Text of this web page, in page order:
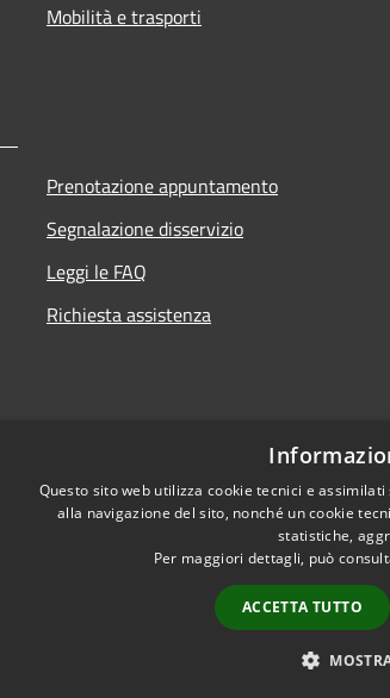
Mobilità e trasporti
Prenotazione appuntamento
Segnalazione disservizio
Leggi le FAQ
Richiesta assistenza
Questo sito web utilizza cookie tecnici e
alla navigazione del sito, nonché un cookie
statistiche,
Per maggiori dettagli, può
ACCETTA TUTTO